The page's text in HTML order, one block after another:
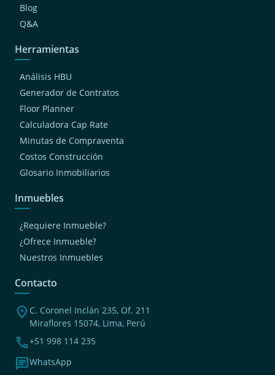
Blog
Q&A
Herramientas
Análisis HBU
Generador de Contratos
Floor Planner
Calculadora Cap Rate
Minutas de Compraventa
Costos Construcción
Glosario Inmobiliarios
Inmuebles
¿Requiere Inmueble?
¿Ofrece Inmueble?
Nuestros Inmuebles
Contacto
location_on C. Coronel Inclán 235, Of. 211
Miraflores 15074, Lima, Perú
phone+51 998 114 235
chatWhatsApp